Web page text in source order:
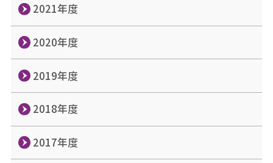
2021年度
2020年度
2019年度
2018年度
2017年度